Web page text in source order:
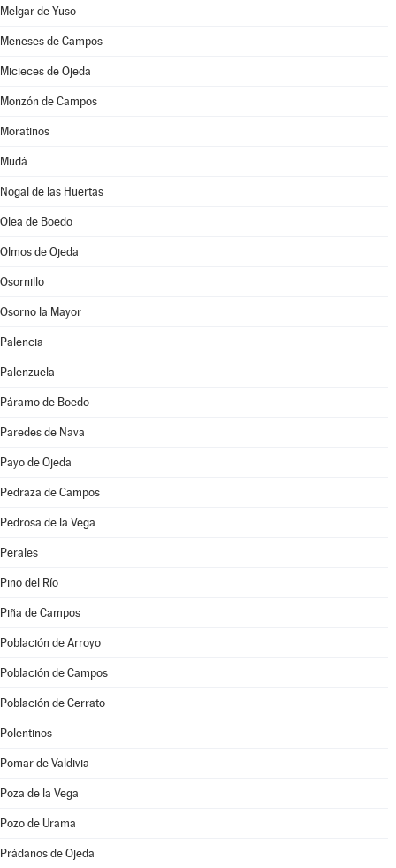
Melgar de Yuso
Meneses de Campos
Micieces de Ojeda
Monzón de Campos
Moratinos
Mudá
Nogal de las Huertas
Olea de Boedo
Olmos de Ojeda
Osornillo
Osorno la Mayor
Palencia
Palenzuela
Páramo de Boedo
Paredes de Nava
Payo de Ojeda
Pedraza de Campos
Pedrosa de la Vega
Perales
Pino del Río
Piña de Campos
Población de Arroyo
Población de Campos
Población de Cerrato
Polentinos
Pomar de Valdivia
Poza de la Vega
Pozo de Urama
Prádanos de Ojeda